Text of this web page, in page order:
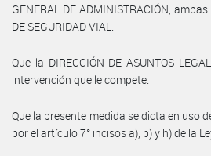
GENERAL DE ADMINISTRACIÓN,
DE SEGURIDAD VIAL.
Que la DIRECCIÓN DE ASUNTOS
intervención que le compete.
Que la presente medida se dicta en uso
por el artículo 7° incisos a), b) y h) de la